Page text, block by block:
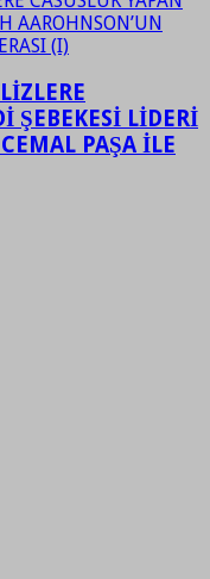
ŞEBEKESİ LİDERİ
PAŞA İLE